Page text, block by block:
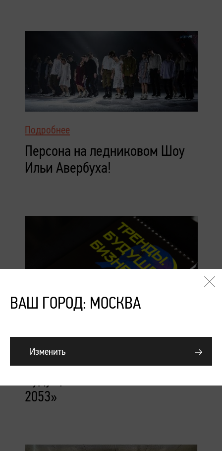
Подробнее
Персона на ледниковом Шоу
Ильи Авербуха!
Конференция «Тренды.
2053»
ВАШ ГОРОД: МОСКВА
Изменить